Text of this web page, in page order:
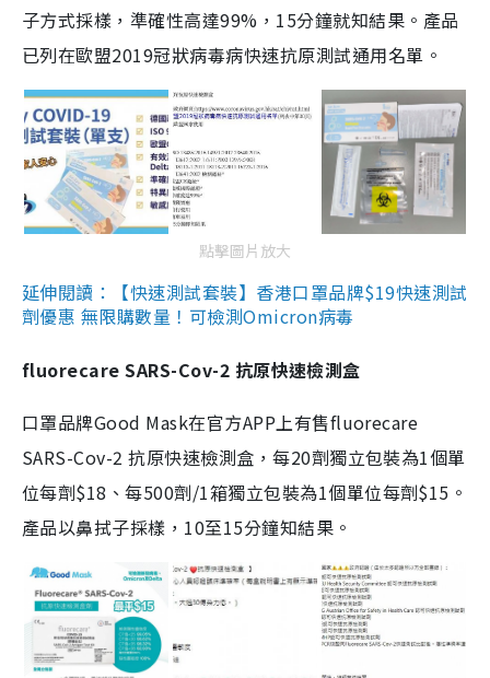
子方式採樣，準確性高達99%，15分鐘就知結果。產品
已列在歐盟2019冠狀病毒病快速抗原測試通用名單。
點擊圖片放大
延伸閱讀：【快速測試套裝】香港口罩品牌$19快速測試
劑優惠 無限購數量！可檢測Omicron病毒
fluorecare SARS-Cov-2 抗原快速檢測盒
口罩品牌Good Mask在官方APP上有售fluorecare
SARS-Cov-2 抗原快速檢測盒，每20劑獨立包裝為1個單
位每劑$18、每500劑/1箱獨立包裝為1個單位每劑$15。
產品以鼻拭子採樣，10至15分鐘知結果。